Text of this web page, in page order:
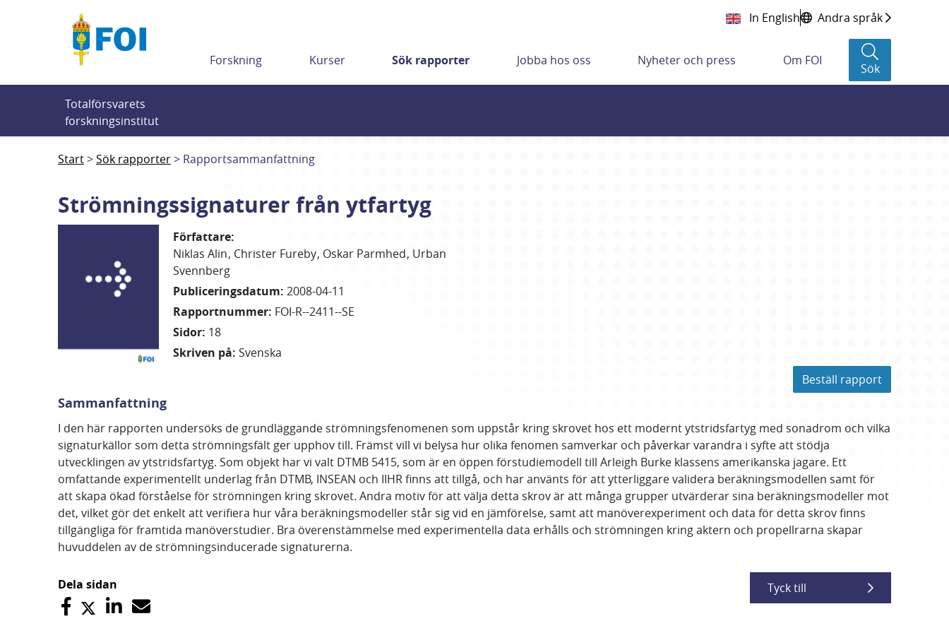
In English Andra språk
Forskning Kurser Sök rapporter Jobba hos oss Nyheter och press Om FOI
Sök
Totalförsvarets
forskningsinstitut
Start Sök rapporter Rapportsammanfattning
Strömningssignaturer från ytfartyg
Författare:
Niklas Alin Christer Fureby Oskar Parmhed Urban
Svennberg
Publiceringsdatum: 2008-04-11
Rapportnummer: FOI-R--2411--SE
Sidor: 18
Skriven på: Svenska
Beställ rapport
Sammanfattning
I den här rapporten undersöks de grundläggande strömningsfenomenen som uppstår kring skrovet hos ett modernt ytstridsfartyg med sonadrom och vilka
signaturkällor som detta strömningsfält ger upphov till. Främst vill vi belysa hur olika fenomen samverkar och påverkar varandra i syfte att stödja
utvecklingen av ytstridsfartyg. Som objekt har vi valt DTMB 5415, som är en öppen förstudiemodell till Arleigh Burke klassens amerikanska jagare. Ett
omfattande experimentellt underlag från DTMB, INSEAN och IIHR finns att tillgå, och har använts för att ytterliggare validera beräkningsmodellen samt för
att skapa ökad förståelse för strömningen kring skrovet. Andra motiv för att välja detta skrov är att många grupper utvärderar sina beräkningsmodeller mot
det, vilket gör det enkelt att verifiera hur våra beräkningsmodeller står sig vid en jämförelse, samt att manöverexperiment och data för detta skrov finns
tillgängliga för framtida manöverstudier. Bra överenstämmelse med experimentella data erhålls och strömningen kring aktern och propellrarna skapar
huvuddelen av de strömningsinducerade signaturerna.
Dela sidan Tyck till